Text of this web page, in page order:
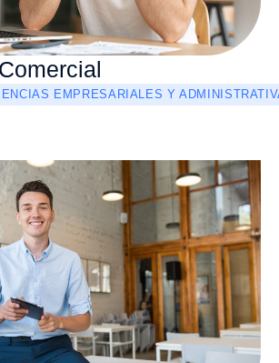
EMPRESARIALES Y